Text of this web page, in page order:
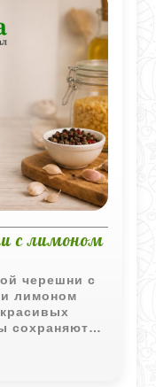
с лимоном
черешни с
и лимоном
сохраняют
насыщенный